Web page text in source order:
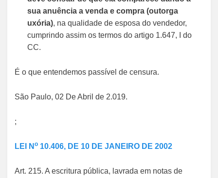
sua anuência a venda e compra (outorga
uxória), na qualidade de esposa do vendedor,
cumprindo assim os termos do artigo 1.647, I do
CC.
É o que entendemos passível de censura.
São Paulo, 02 De Abril de 2.019.
;
LEI N o 10.406, DE 10 DE JANEIRO DE 2002
Art. 215. A escritura pública, lavrada em notas de